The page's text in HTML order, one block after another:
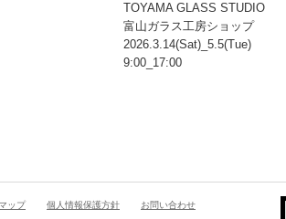
TOYAMA GLASS STUDIO
富山ガラス工房ショップ
2026.3.14(Sat)_5.5(Tue)
9:00_17:00
ップ 個人情報保護方針 お問い合わせ